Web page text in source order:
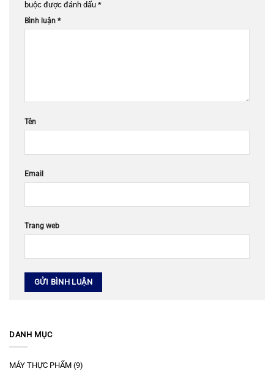
buộc được đánh dấu *
Bình luận *
Tên
Email
Trang web
DANH MỤC
MÁY THỰC PHẨM (9)